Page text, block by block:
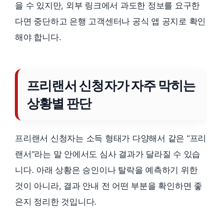
을 수 있지만, 외부 링크에서 과도한 정보를 요구한
다면 중단하고 은행 고객센터나 공식 앱 공지로 확인
해야 합니다.
프리랜서 신청자가 자주 막히는
상황별 판단
프리랜서 신청자는 소득 형태가 다양해서 같은 “프리
랜서”라는 말 안에서도 심사 결과가 달라질 수 있습
니다. 아래 상황은 승인이나 탈락을 예측하기 위한
것이 아니라, 결과 안내 전 어떤 부분을 확인하면 좋
은지 정리한 것입니다.